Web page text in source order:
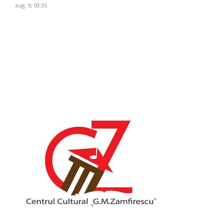
aug. 9, 03:35